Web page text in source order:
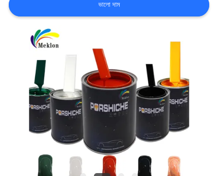
খবর
উদ্ধৃতির
আবেদন
ভালো দাম